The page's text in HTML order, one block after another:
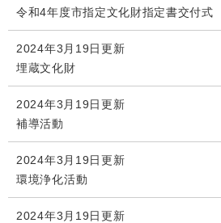
令和4年度市指定文化財指定書交付式
2024年3月19日更新
埋蔵文化財
2024年3月19日更新
補導活動
2024年3月19日更新
環境浄化活動
2024年3月19日更新